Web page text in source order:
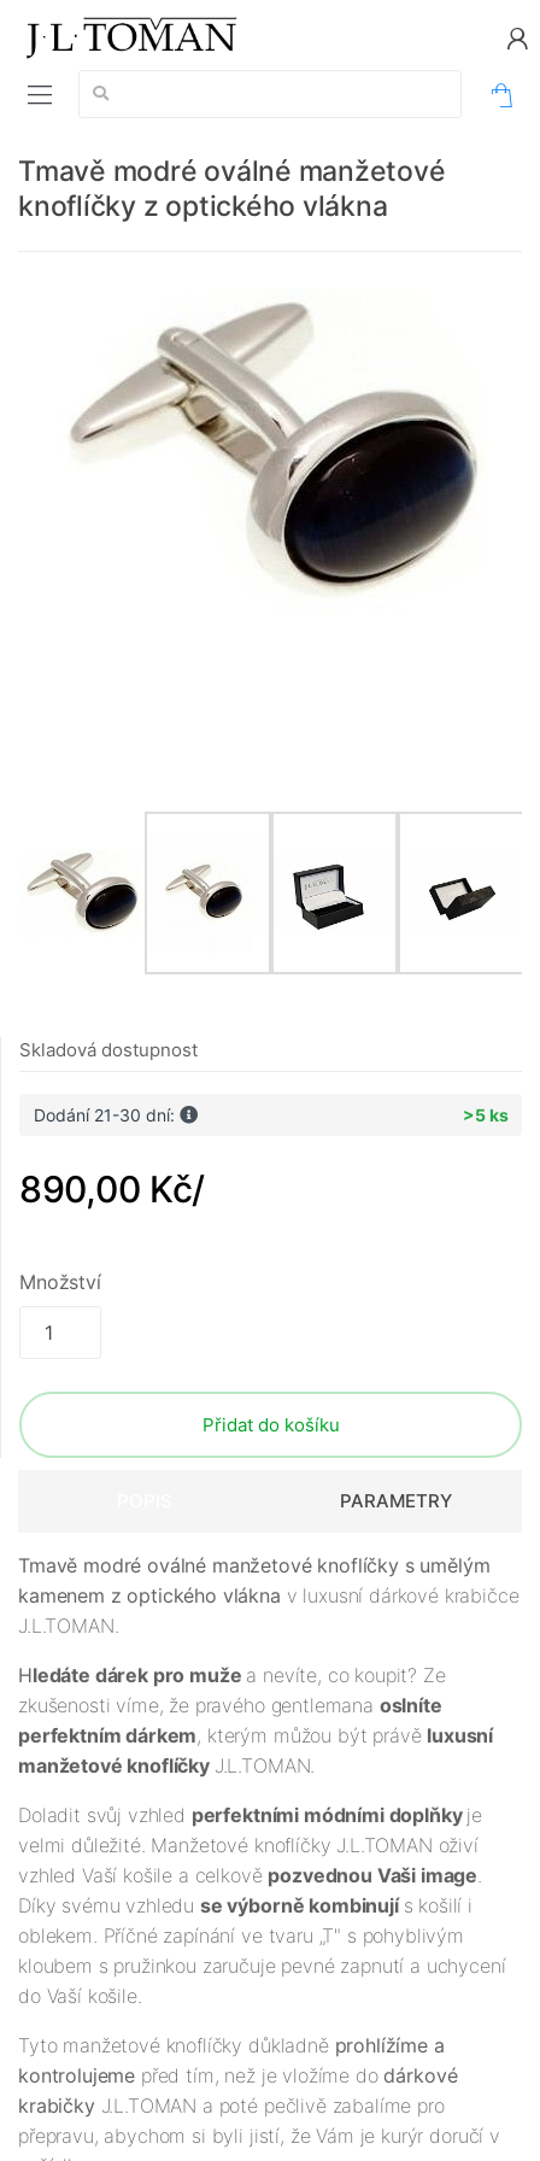
Vyhledávání:
Tmavě modré oválné manžetové
knoflíčky z optického vlákna
Skladová dostupnost
Dodání 21-30 dní: >5 ks
890,00 Kč/
Množství
Přidat do košíku
PARAMETRY
Tmavě modré oválné manžetové knoflíčky s umělým
kamenem z optického vlákna v luxusní dárkové krabičce
J.L.TOMAN.
Hledáte dárek pro muže a nevíte, co koupit? Ze
zkušenosti víme, že pravého gentlemana oslníte
perfektním dárkem, kterým můžou být právě luxusní
manžetové knoflíčky J.L.TOMAN.
Doladit svůj vzhled perfektními módními doplňky je
velmi důležité. Manžetové knoflíčky J.L.TOMAN oživí
vzhled Vaší košile a celkově pozvednou Vaši image.
Díky svému vzhledu se výborně kombinují s košilí i
oblekem. Příčné zapínání ve tvaru „T" s pohyblivým
kloubem s pružinkou zaručuje pevné zapnutí a uchycení
do Vaší košile.
Tyto manžetové knoflíčky důkladně prohlížíme a
kontrolujeme před tím, než je vložíme do dárkové
krabičkyJ.L.TOMAN a poté pečlivě zabalíme pro
přepravu, abychom si byli jistí, že Vám je kurýr doručí v